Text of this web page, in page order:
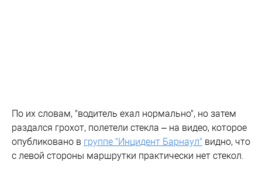
По их словам, "водитель ехал нормально", но затем
раздался грохот, полетели стекла – на видео, которое
опубликовано в группе "Инцидент Барнаул" видно, что
с левой стороны маршрутки практически нет стекол.